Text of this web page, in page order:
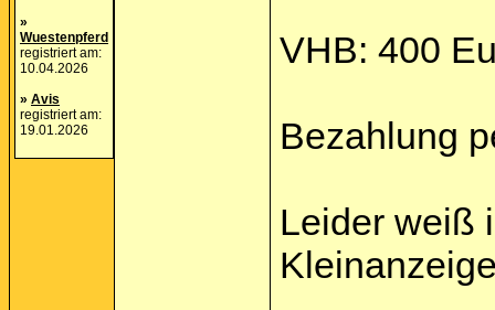
»
Wuestenpferd
registriert am:
10.04.2026
» Avis
registriert am:
19.01.2026
VHB: 400
Bezahlung
Leider weiß